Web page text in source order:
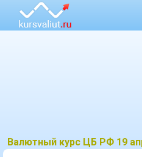
Bалютный курс ЦБ РФ 19